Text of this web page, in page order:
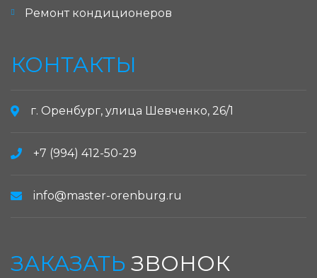
Ремонт кондиционеров
КОНТАКТЫ
г. Оренбург, улица Шевченко, 26/1
+7 (994) 412-50-29
info@master-orenburg.ru
ЗАКАЗАТЬ ЗВОНОК